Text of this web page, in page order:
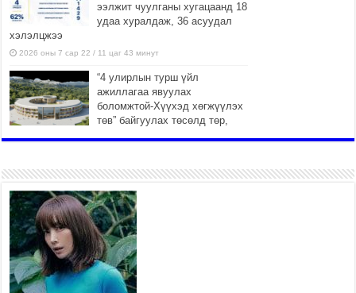
ээлжит чуулганы хугацаанд 18
удаа хуралдаж, 36 асуудал
хэлэлцжээ
2026 оны 7 сар 22 / 11 цаг 43 минут
“4 улирлын турш үйл
ажиллагаа явуулах
боломжтой-Хүүхэд хөгжүүлэх
төв” байгуулах төсөлд төр,
Б.Пүрэвдагва: “Урт цагаан”-ыг
залуучууд чөлөөт цагаа
өнгөрүүлдэг, жуулчид зорьж
ирдэг цэг болгоно
2026 оны 7 сар 21 / 16 цаг 47 минут
Тусгай замын автобус /BRT/ төслийн удирдах
хорооны ээлжит хуралдаан боллоо